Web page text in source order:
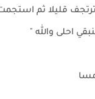
قليلا ثم استجمت
احلى والله "